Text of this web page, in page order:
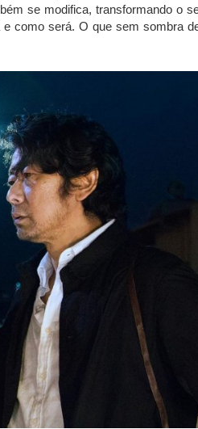
se modifica, transformando o
como será. O que sem sombra